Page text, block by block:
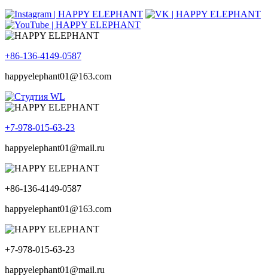
+86-136-4149-0587
happyelephant01@163.com
+7-978-015-63-23
happyelephant01@mail.ru
+86-136-4149-0587
happyelephant01@163.com
+7-978-015-63-23
happyelephant01@mail.ru